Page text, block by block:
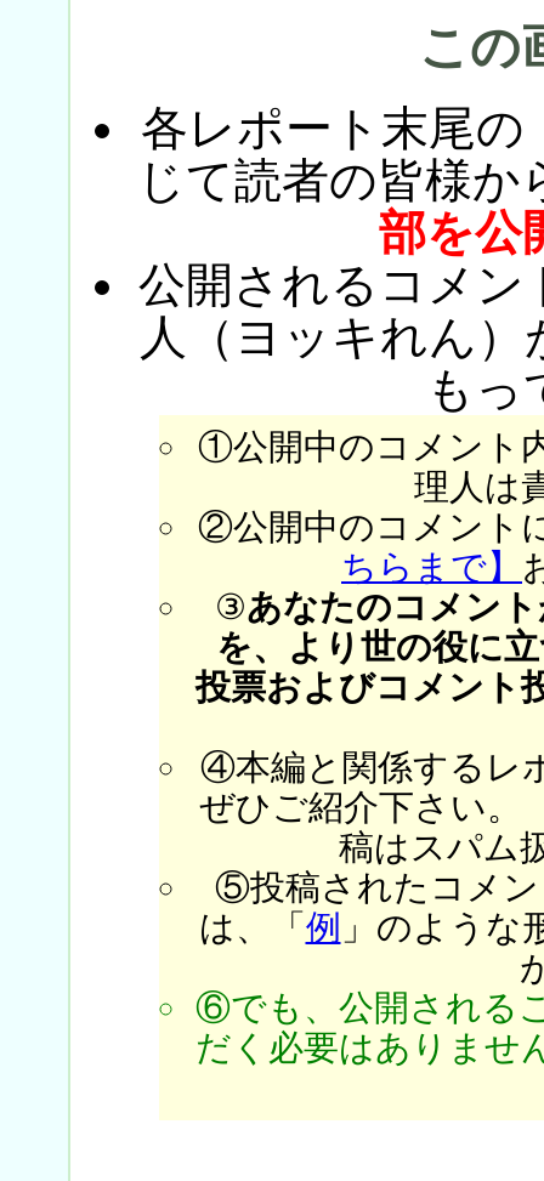
この
各レポート末尾の
じて読者の皆様か
部を公
公開されるコメン
人（ヨッキれん
もっ
①公開中のコメント
理人は
②公開中のコメント
ちらまで】
③あなたのコメン
を、より世の役に
投票およびコメント
④本編と関係するレ
ぜひご紹介下さい。
稿はスパム
⑤投稿されたコメン
は、「 例 」のような
⑥でも、公開される
だく必要はありませ